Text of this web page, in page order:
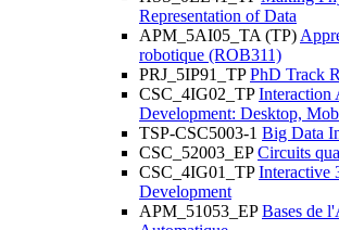
Representation of Data
APM_5AI05_TA (TP)
robotique (ROB311)
PRJ_5IP91_TP PhD Track
CSC_4IG02_TP Interaction
Development: Desktop,
TSP-CSC5003-1 Big Data
CSC_52003_EP Circuits
CSC_4IG01_TP Interactive
Development
APM_51053_EP Bases de